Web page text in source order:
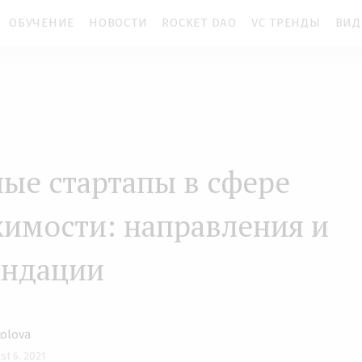
ОБУЧЕНИЕ НОВОСТИ ROCKET DAO VC ТРЕНДЫ
стартапы в сфере
направления и
6, 2021